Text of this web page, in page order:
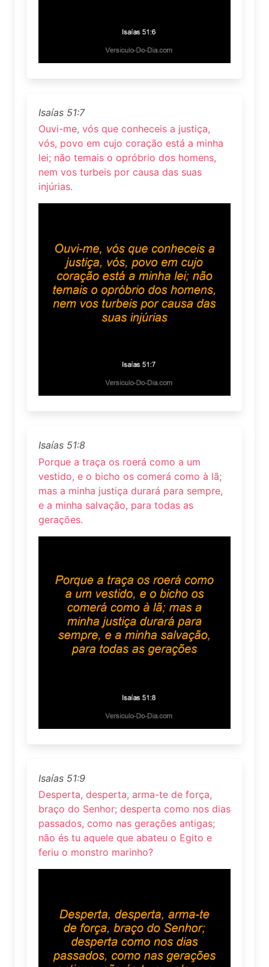
Isaías 51:7
Ouvi-me, vós que conheceis a justiça,
vós, povo em cujo coração está a minha
lei; não temais o opróbrio dos homens,
nem vos turbeis por causa das suas
injúrias.
Isaías 51:8
Porque a traça os roerá como a um
vestido, e o bicho os comerá como à lã;
mas a minha justiça durará para sempre,
e a minha salvação, para todas as
gerações.
Isaías 51:9
Desperta, desperta, arma-te de força,
braço do Senhor; desperta como nos dias
passados, como nas gerações antigas;
não és tu aquele que abateu o Egito e
feriu o monstro marinho?